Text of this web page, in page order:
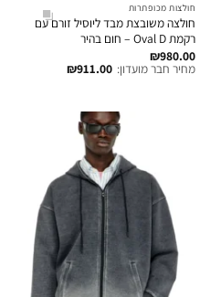
חולצות מכופתרות
חולצה משובצת מבד ליוסיל זורם עם
רקמת Oval D – חום בהיר
₪980.00
מחיר חבר מועדון: ₪911.00